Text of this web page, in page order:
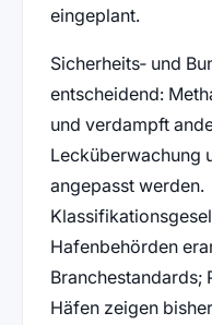
eingeplant.
Sicherheits‑ und
entscheidend:
und verdampft
Lecküberwachung
angepasst werden.
Hafenbehörden
Häfen zeigen